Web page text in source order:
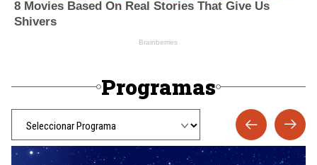
Programas